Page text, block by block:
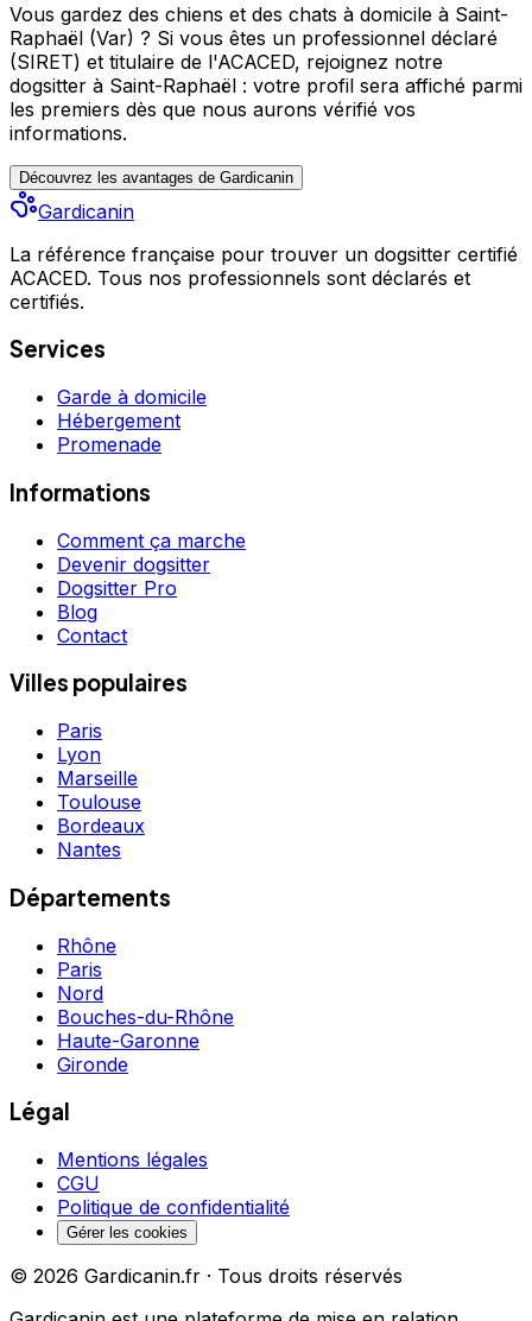
Vous gardez des chiens et des chats à domicile à Saint-
Raphaël (Var) ? Si vous êtes un professionnel déclaré
(SIRET) et titulaire de l'ACACED, rejoignez notre
dogsitter à Saint-Raphaël : votre profil sera affiché parmi
les premiers dès que nous aurons vérifié vos
informations.
Découvrez les avantages de Gardicanin
Gardicanin
La référence française pour trouver un dogsitter certifié
ACACED. Tous nos professionnels sont déclarés et
certifiés.
Services
Garde à domicile
Hébergement
Promenade
Informations
Comment ça marche
Devenir dogsitter
Dogsitter Pro
Blog
Contact
Villes populaires
Paris
Lyon
Marseille
Toulouse
Bordeaux
Nantes
Départements
Rhône
Paris
Nord
Bouches-du-Rhône
Haute-Garonne
Gironde
Légal
Mentions légales
CGU
Politique de confidentialité
Gérer les cookies
© 2026 Gardicanin.fr · Tous droits réservés